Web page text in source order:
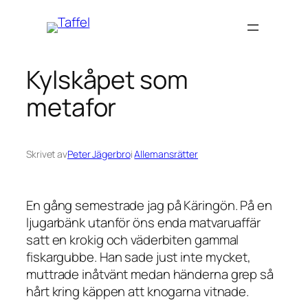
Kylskåpet som
metafor
Skrivet avPeter JägerbroiAllemansrätter
En gång semestrade jag på Käringön. På en
ljugarbänk utanför öns enda matvaruaffär
satt en krokig och väderbiten gammal
fiskargubbe. Han sade just inte mycket,
muttrade inåtvänt medan händerna grep så
hårt kring käppen att knogarna vitnade.